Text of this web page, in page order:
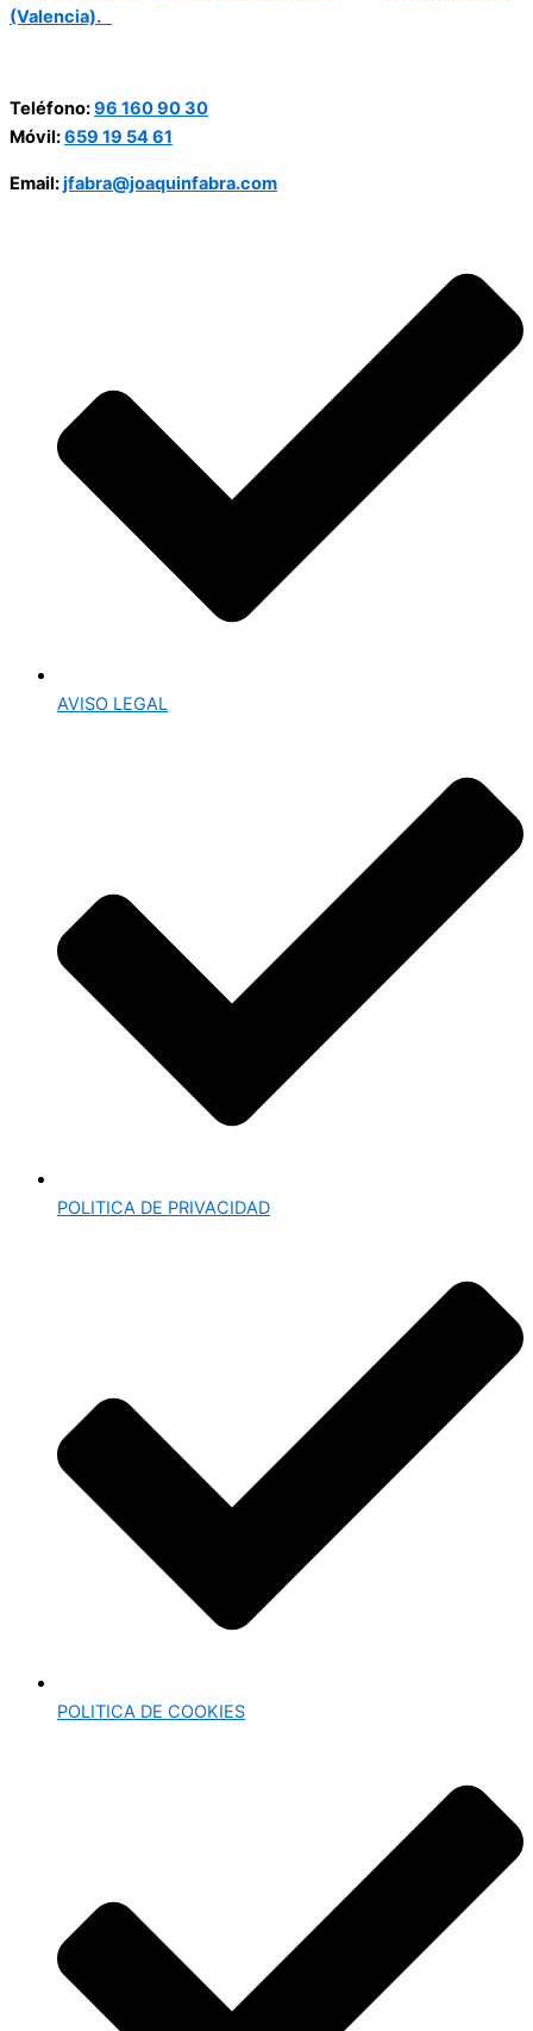
(Valencia).
Teléfono:96 160 90 30
Móvil:659 19 54 61
Email:jfabra@joaquinfabra.com
AVISO LEGAL
POLITICA DE PRIVACIDAD
POLITICA DE COOKIES